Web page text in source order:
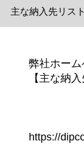
主な納入先リス
弊社ホー
【主な納
https://